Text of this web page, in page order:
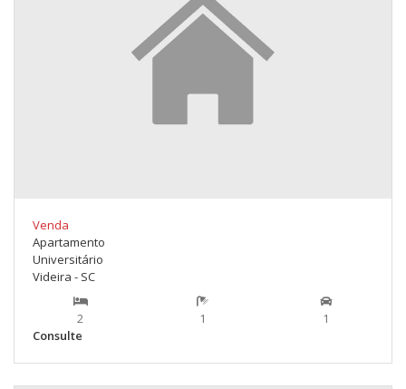
Venda
Apartamento
Universitário
Videira - SC
2 1
1
Consulte